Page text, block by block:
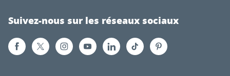
Suivez-nous sur les réseaux sociaux